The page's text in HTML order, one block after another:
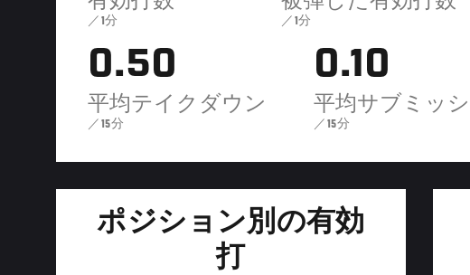
／1分 ／1分
0.50
平均テイクダウン
／15分
0.10
平均サブミッ
／15分
ポジション別の有効
打